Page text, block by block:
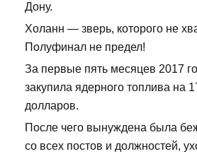
Дону.
Холанн — зверь, которого не
Полуфинал не предел!
За первые пять месяцев 2017
закупила ядерного топлива на
долларов.
После чего вынуждена была
со всех постов и должностей,